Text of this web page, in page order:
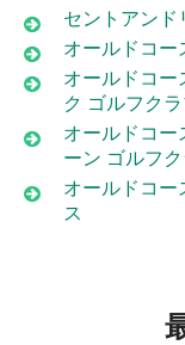
セントアンド
オールドコー
オールドコー
ク ゴルフク
オールドコー
ーン ゴルフ
オールドコー
ス